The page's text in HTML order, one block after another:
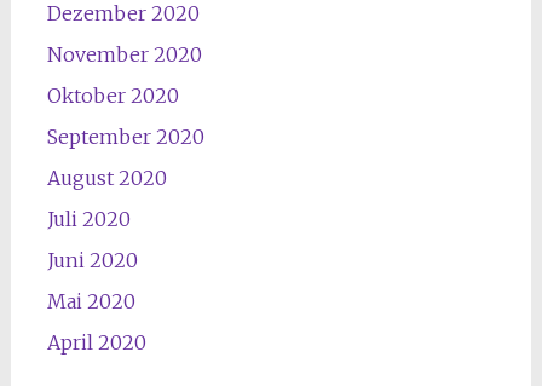
Dezember 2020
November 2020
Oktober 2020
September 2020
August 2020
Juli 2020
Juni 2020
Mai 2020
April 2020